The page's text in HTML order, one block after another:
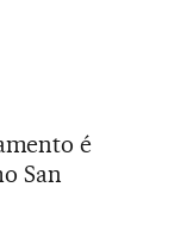
é
San